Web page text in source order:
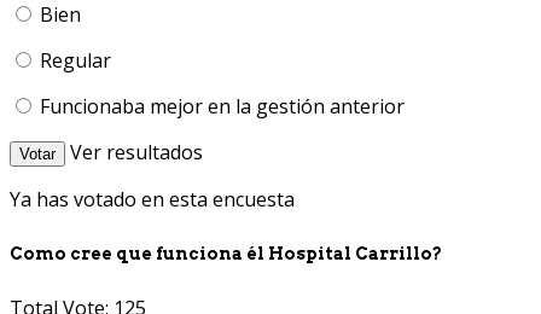
Bien
Regular
Funcionaba mejor en la gestión anterior
Votar
Ver resultados
Ya has votado en esta encuesta
Como cree que funciona él Hospital Carrillo?
Total Vote: 125